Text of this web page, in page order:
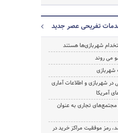
تفریحی عصر جدید
می روند
شهربازی
در شهربازی و اطلاعات آماری
آمریکا
مجتمع‌های تجاری به عنوان
رمز موفقیت مراکز خرید در